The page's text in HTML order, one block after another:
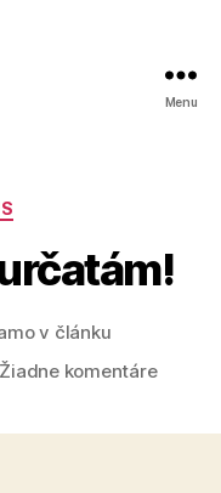
Menu
v článku
Žiadne komentárena